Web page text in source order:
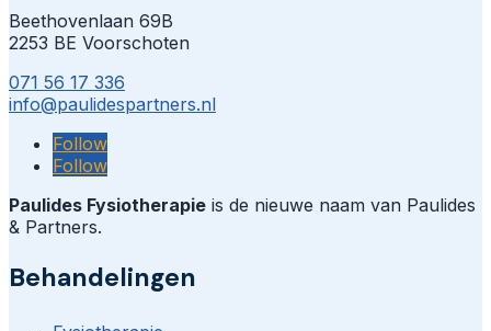
Beethovenlaan 69B
2253 BE Voorschoten
071 56 17 336
info@paulidespartners.nl
Follow
Follow
Paulides Fysiotherapie is de nieuwe naam van Paulides
& Partners.
Behandelingen